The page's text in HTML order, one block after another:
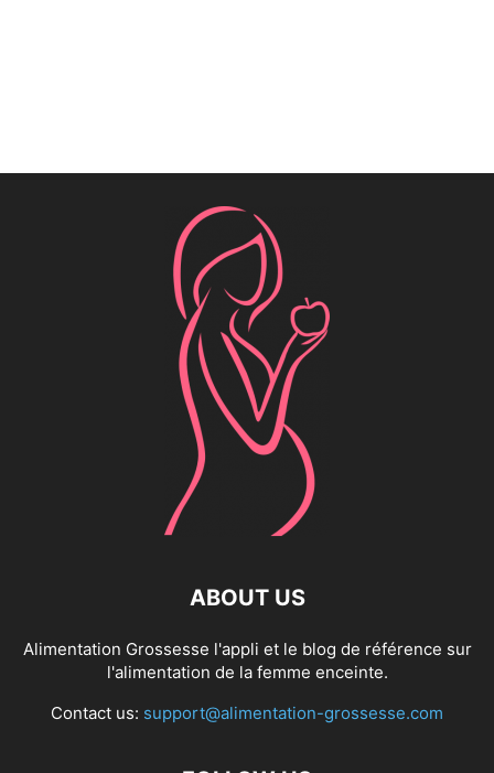
ABOUT US
Alimentation Grossesse l'appli et le blog de référence sur
l'alimentation de la femme enceinte.
Contact us: support@alimentation-grossesse.com